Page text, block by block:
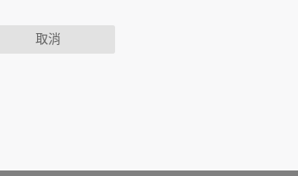
、使用的瀏覽器、瀏覽及點選資料記錄等，做為
取消